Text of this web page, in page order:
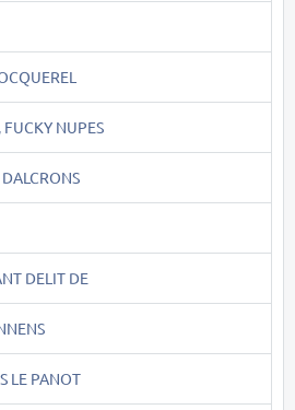
FUCKY NUPES
DELIT DE
LE PANOT